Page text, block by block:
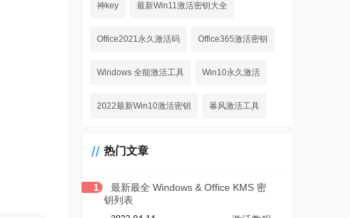
神key 最新Win11激活密钥大全
Office2021永久激活码 Office365激活密钥
Windows 全能激活工具 Win10永久激活
2022最新Win10激活密钥 暴风激活工具
热门文章
1
最新最全 Windows & Office KMS 密
钥列表